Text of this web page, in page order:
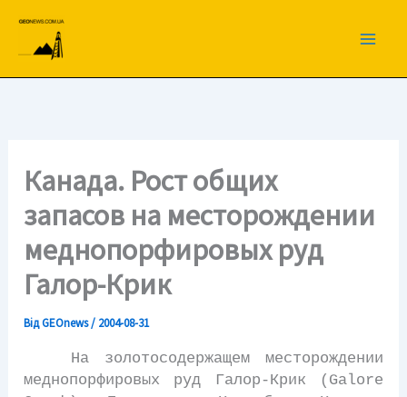
вмісту
Канада. Рост общих
запасов на месторождении
меднопорфировых руд
Галор-Крик
ВідGEOnews/ 2004-08-31
На золотосодержащем месторождении
меднопорфировых руд Галор-Крик (Galore